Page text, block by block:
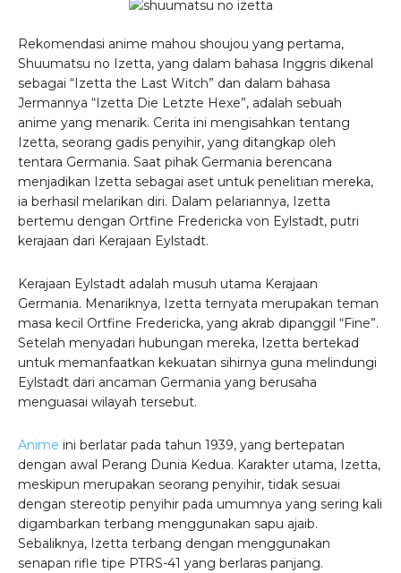
Rekomendasi anime mahou shoujou yang pertama,
Shuumatsu no Izetta, yang dalam bahasa Inggris dikenal
sebagai “Izetta the Last Witch” dan dalam bahasa
Jermannya “Izetta Die Letzte Hexe”, adalah sebuah
anime yang menarik. Cerita ini mengisahkan tentang
Izetta, seorang gadis penyihir, yang ditangkap oleh
tentara Germania. Saat pihak Germania berencana
menjadikan Izetta sebagai aset untuk penelitian mereka,
ia berhasil melarikan diri. Dalam pelariannya, Izetta
bertemu dengan Ortfine Fredericka von Eylstadt, putri
kerajaan dari Kerajaan Eylstadt.
Kerajaan Eylstadt adalah musuh utama Kerajaan
Germania. Menariknya, Izetta ternyata merupakan teman
masa kecil Ortfine Fredericka, yang akrab dipanggil “Fine”.
Setelah menyadari hubungan mereka, Izetta bertekad
untuk memanfaatkan kekuatan sihirnya guna melindungi
Eylstadt dari ancaman Germania yang berusaha
menguasai wilayah tersebut.
Anime ini berlatar pada tahun 1939, yang bertepatan
dengan awal Perang Dunia Kedua. Karakter utama, Izetta,
meskipun merupakan seorang penyihir, tidak sesuai
dengan stereotip penyihir pada umumnya yang sering kali
digambarkan terbang menggunakan sapu ajaib.
Sebaliknya, Izetta terbang dengan menggunakan
senapan rifle tipe PTRS-41 yang berlaras panjang.